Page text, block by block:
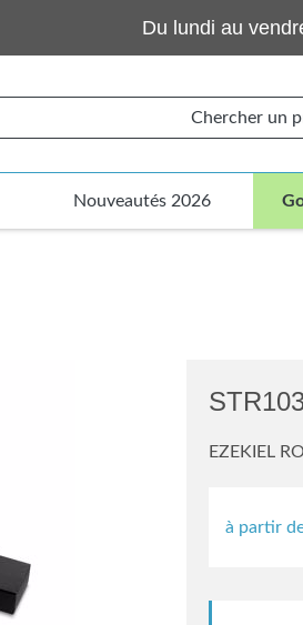
Du lundi au
Chercher un
Nouveautés 2026
EZEKIEL
à partir